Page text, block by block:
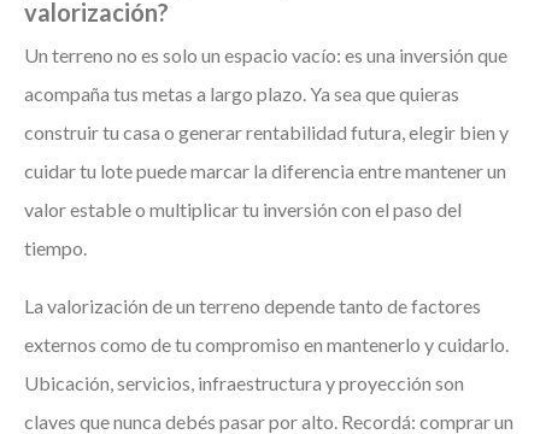
valorización?
Un terreno no es solo un espacio vacío: es una inversión que
acompaña tus metas a largo plazo. Ya sea que quieras
construir tu casa o generar rentabilidad futura, elegir bien y
cuidar tu lote puede marcar la diferencia entre mantener un
valor estable o multiplicar tu inversión con el paso del
tiempo.
La valorización de un terreno depende tanto de factores
externos como de tu compromiso en mantenerlo y cuidarlo.
Ubicación, servicios, infraestructura y proyección son
claves que nunca debés pasar por alto. Recordá: comprar un